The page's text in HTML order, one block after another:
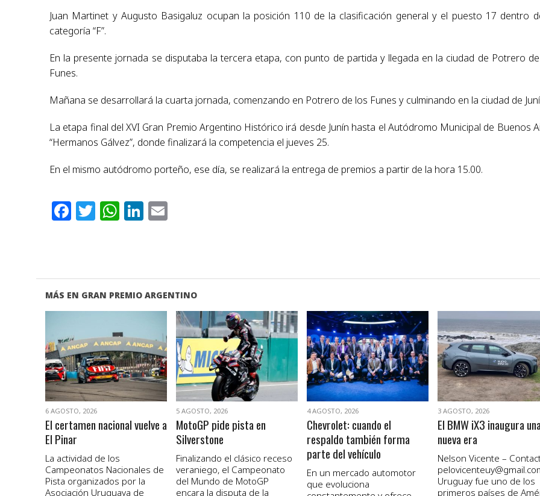
Juan Martinet y Augusto Basigaluz ocupan la posición 110 de la clasificación general y el puesto 17 dentro
categoría “F”.
En la presente jornada se disputaba la tercera etapa, con punto de partida y llegada en la ciudad de Potrero
Funes.
Mañana se desarrollará la cuarta jornada, comenzando en Potrero de los Funes y culminando en la ciudad de
La etapa final del XVI Gran Premio Argentino Histórico irá desde Junín hasta el Autódromo Municipal de Buenos
“Hermanos Gálvez”, donde finalizará la competencia el jueves 25.
En el mismo autódromo porteño, ese día, se realizará la entrega de premios a partir de la hora 15.00.
Facebook
Twitter
WhatsApp
LinkedIn
MÁS EN GRAN PREMIO ARGENTINO
VER NOTA
6 AGOSTO, 2026
El certamen nacional vuelve a
El Pinar
La actividad de los
Campeonatos Nacionales de
Pista organizados por la
Asociación Uruguaya de
VER NOTA
5 AGOSTO, 2026
MotoGP pide pista en
Silverstone
Finalizando el clásico receso
veraniego, el Campeonato
del Mundo de MotoGP
encara la disputa de la
VER NOTA
4 AGOSTO, 2026
Chevrolet: cuando el
respaldo también forma
parte del vehículo
En un mercado automotor
que evoluciona
VER NOTA
3 AGOSTO, 2026
El BMW iX3 inaugura
nueva era
Nelson Vicente –
Uruguay fue uno de los
primeros países de